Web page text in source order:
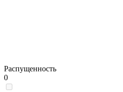
Распущенность
0